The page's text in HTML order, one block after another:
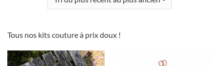
Tous nos kits couture à prix doux !